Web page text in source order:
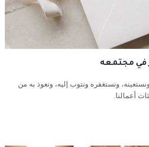
في مجتمعه
ونستغفره ونتوب إليه، ونعوذ به من
أعمالنا.